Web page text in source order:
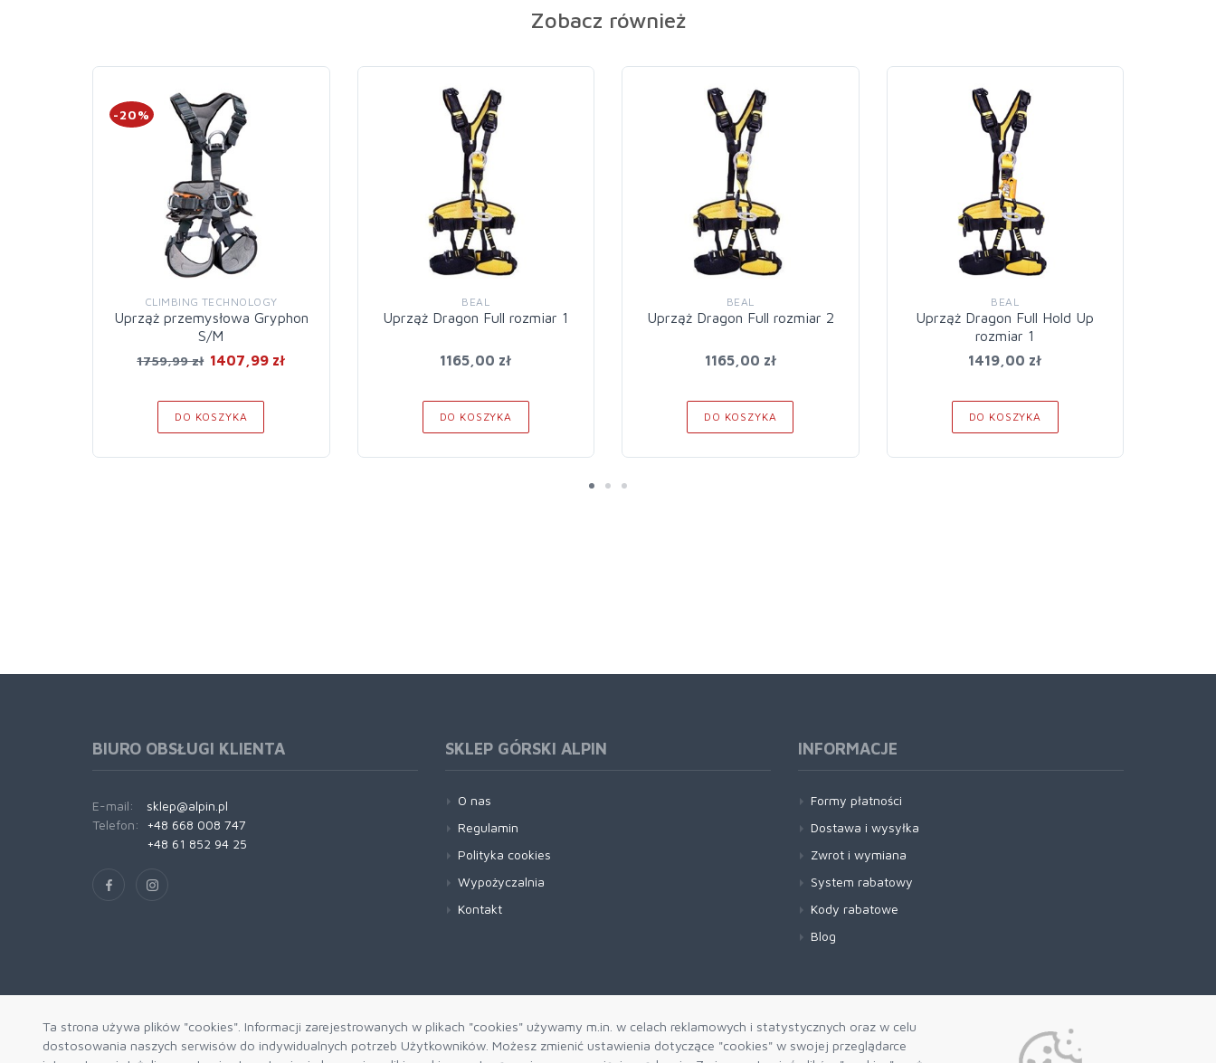
Ta strona używa plików "cookies". Informacji zarejestrowanych w plikach "cookies" używamy m.in. w celach reklamowych i statystycznych oraz w celu
dostosowania naszych serwisów do indywidualnych potrzeb Użytkowników. Możesz zmienić ustawienia dotyczące "cookies" w swojej przeglądarce
Zobacz również
-20%
CLIMBING TECHNOLOGY
Uprząż przemysłowa Gryphon
S/M
1759,99 zł 1407,99 zł
DO KOSZYKA
BEAL
Uprząż Dragon Full rozmiar 1
1165,00 zł
DO KOSZYKA
BEAL
Uprząż Dragon Full rozmiar 2
1165,00 zł
DO KOSZYKA
BEAL
Uprząż Dragon Full Hold Up
rozmiar 1
1419,00 zł
DO KOSZYKA
BIURO OBSŁUGI KLIENTA
E-mail:
sklep@alpin.pl
Telefon:
+48 668 008 747
+48 61 852 94 25
SKLEP GÓRSKI ALPIN
O nas
Regulamin
Polityka cookies
Wypożyczalnia
Kontakt
INFORMACJE
Formy płatności
Dostawa i wysyłka
Zwrot i wymiana
System rabatowy
Kody rabatowe
Blog